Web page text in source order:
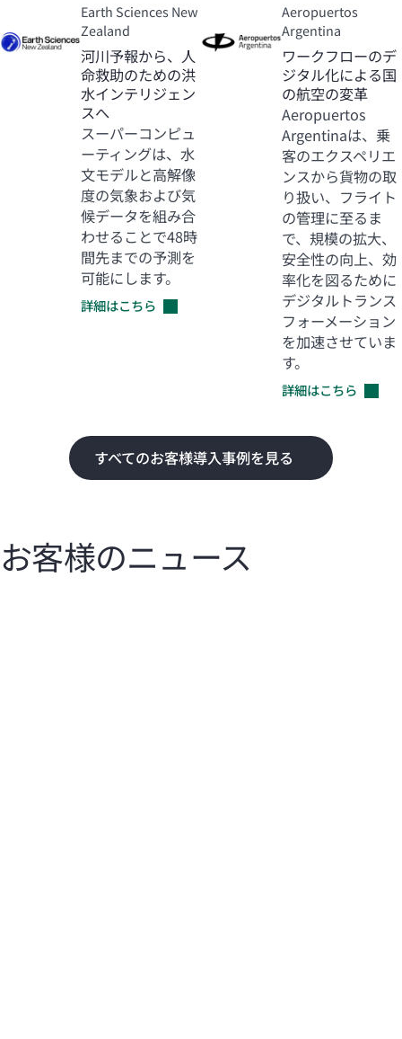
Earth Sciences New
Zealand
河川予報から、人
命救助のための洪
水インテリジェン
スへ
スーパーコンピュ
ーティングは、水
文モデルと高解像
度の気象および気
候データを組み合
わせることで48時
間先までの予測を
可能にします。
詳細はこちら
Aeropuertos
Argentina
ワークフローのデ
ジタル化による国
の航空の変革
Aeropuertos
Argentinaは、乗
客のエクスペリエ
ンスから貨物の取
り扱い、フライト
の管理に至るま
で、規模の拡大、
安全性の向上、効
率化を図るために
デジタルトランス
フォーメーション
を加速させていま
す。
詳細はこちら
すべてのお客様導入事例を見る
お客様のニュース